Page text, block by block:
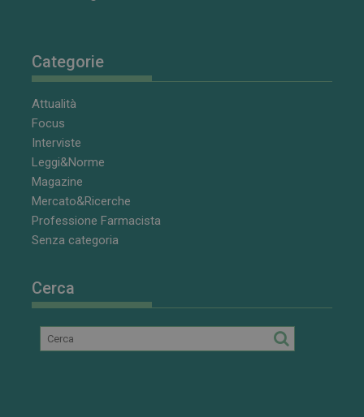
Categorie
Attualità
Focus
Interviste
Leggi&Norme
Magazine
Mercato&Ricerche
Professione Farmacista
Senza categoria
Cerca
CookieScriptConsent